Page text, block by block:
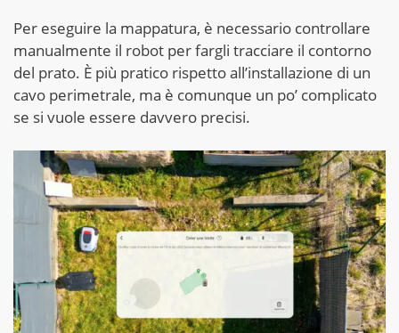
Per eseguire la mappatura, è necessario controllare
manualmente il robot per fargli tracciare il contorno
del prato. È più pratico rispetto all’installazione di un
cavo perimetrale, ma è comunque un po’ complicato
se si vuole essere davvero precisi.